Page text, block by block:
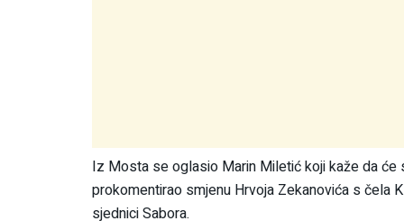
Iz Mosta se oglasio Marin Miletić koji kaže da će
prokomentirao smjenu Hrvoja Zekanovića s čela
sjednici Sabora.